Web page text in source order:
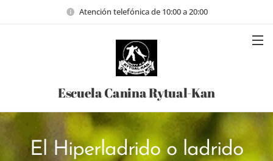
Atención telefónica de 10:00 a 20:00
Escuela Canina Rytual-Kan
El Hiperladrido o ladrido